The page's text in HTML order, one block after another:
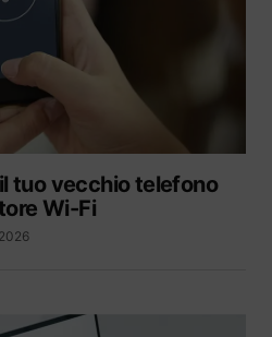
tuo vecchio telefono
Wi-Fi